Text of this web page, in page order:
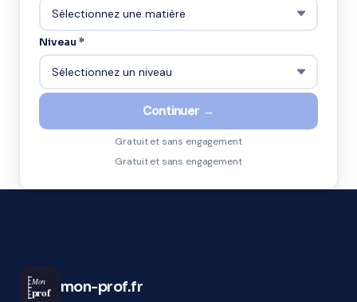
Niveau *
Continuer →
Gratuit et sans engagement
Gratuit et sans engagement
Mon
prof mon-prof.fr